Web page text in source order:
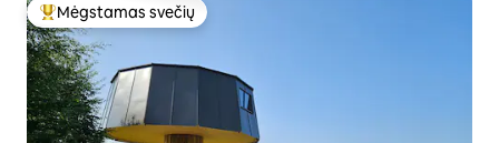
Svečių mėgstamiausias
Mėgstamas svečių